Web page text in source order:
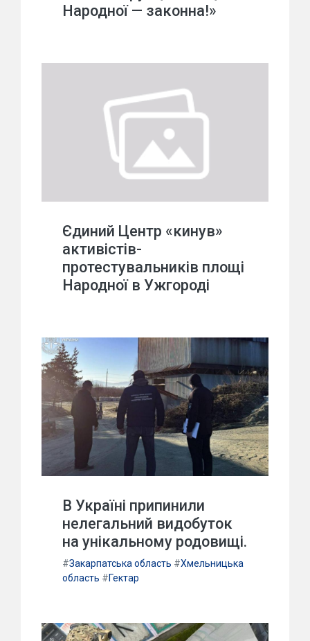
Народної — законна!»
Єдиний Центр «кинув»
активістів-
протестувальників площі
Народної в Ужгороді
В Україні припинили
нелегальний видобуток
на унікальному родовищі.
#Закарпатська область #Хмельницька
область #Гектар